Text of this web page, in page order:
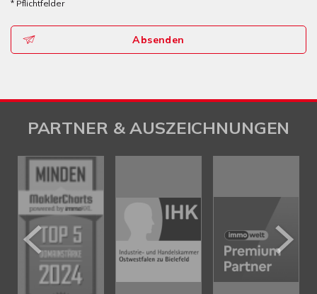
* Pflichtfelder
Absenden
PARTNER & AUSZEICHNUNGEN